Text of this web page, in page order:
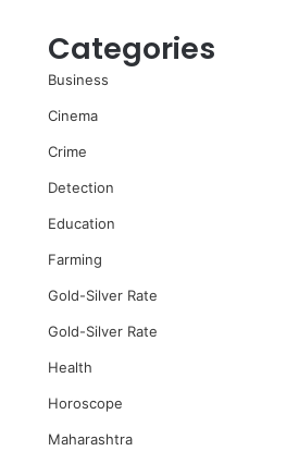
Categories
Business
Cinema
Crime
Detection
Education
Farming
Gold-Silver Rate
Gold-Silver Rate
Health
Horoscope
Maharashtra